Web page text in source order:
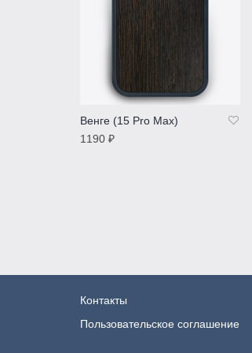
Венге (15 Pro Max)
1190 ₽
Контакты
Пользовательское соглашение